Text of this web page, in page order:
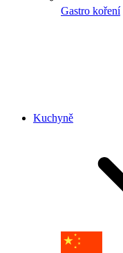
Gastro koření
Kuchyně